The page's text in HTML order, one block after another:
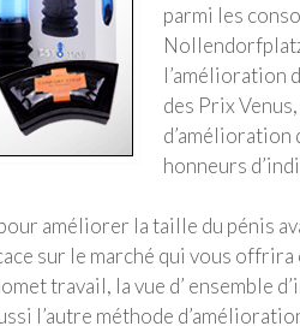
parmi les
l’amélioration
des Prix
d’amélioration
honneurs
améliorer la taille du pénis
sur le marché qui vous
travail, la vue d’ ensemble
l’autre méthode